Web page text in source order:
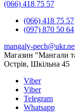
(066) 418 75 57
(066) 418 75 57
(097) 870 50 64
mangaly-
Магазин "Мангали
Острів, Шкільна 45
Viber
Viber
Telegram
Whatsapp